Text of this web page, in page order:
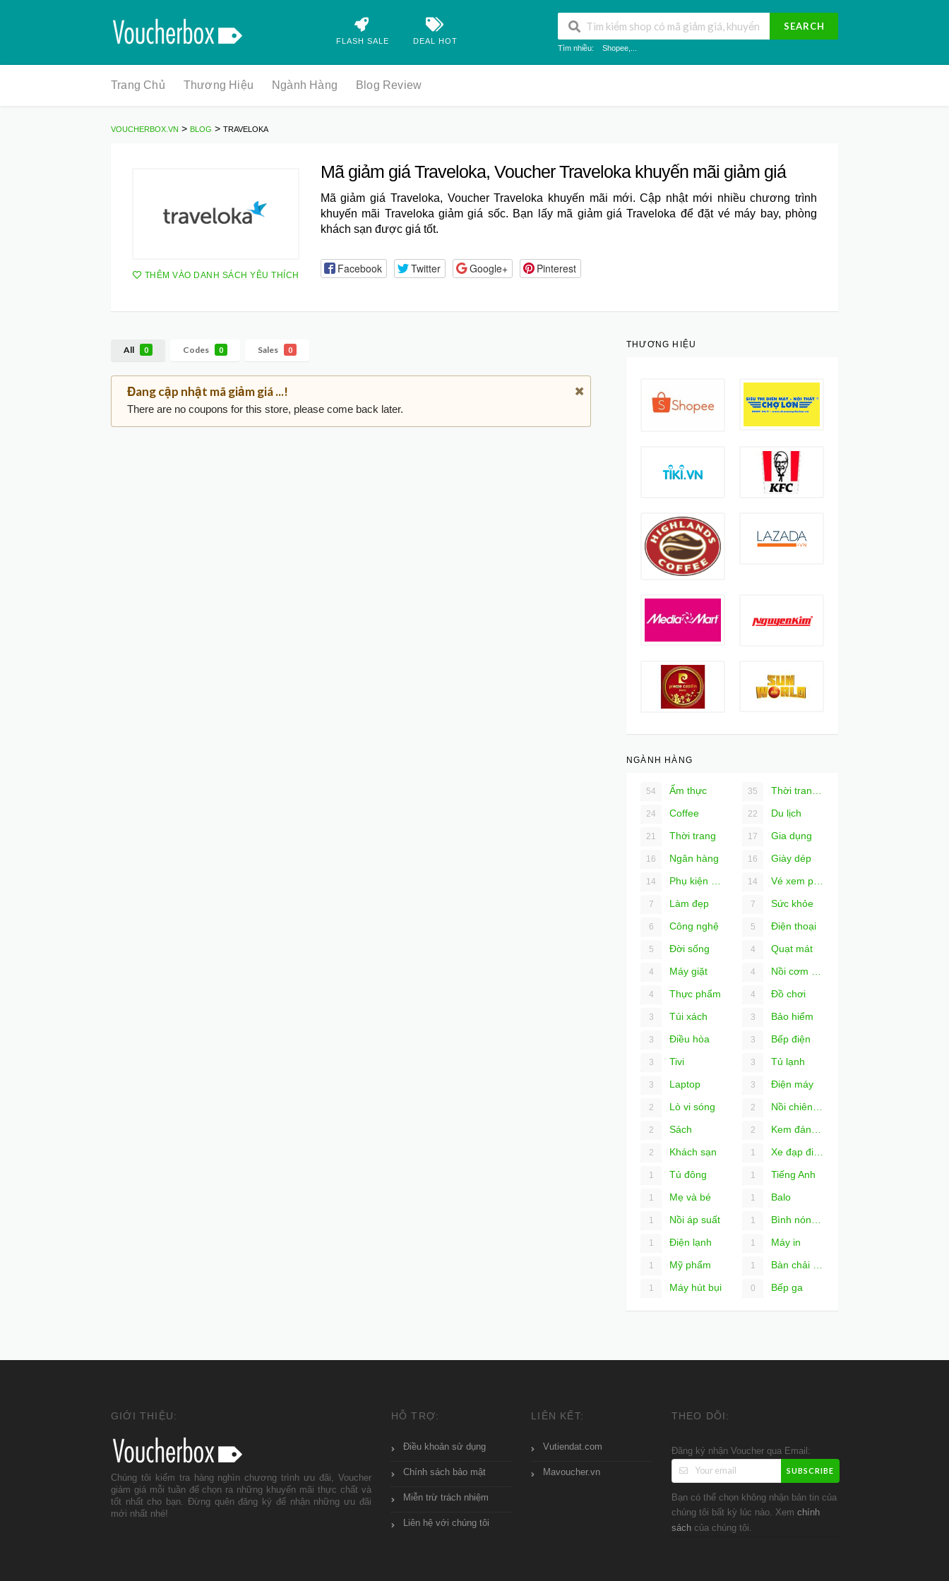
FLASH SALE DEAL HOT
SEARCH
Tìm nhiều: Shopee
to
Trang Chủ Thương Hiệu Ngành Hàng Blog Review
VOUCHERBOX.VN > BLOG > TRAVELOKA
THÊM VÀO DANH SÁCH YÊU THÍCH
Mã giảm giá Traveloka, Voucher Traveloka khuyến mãi giảm giá
Mã giảm giá Traveloka, Voucher Traveloka khuyến mãi mới. Cập nhật mới nhiều chương trình
khuyến mãi Traveloka giảm giá sốc. Bạn lấy mã giảm giá Traveloka để đặt vé máy bay, phòng
khách sạn được giá tốt.
Facebook Twitter Google+ Pinterest
All 0 Codes 0 Sales 0
Đang cập nhật mã giảm giá ...!
There are no coupons for this store, please come back later.
THƯƠNG HIỆU
NGÀNH HÀNG
54 Ẩm thực 35 Thời trang nam
24 Coffee 22 Du lịch
21 Thời trang 17 Gia dụng
16 Ngân hàng 16 Giày dép
14 Phụ kiện Ô tô 14 Vé xem phim
7 Làm đẹp 7 Sức khỏe
6 Công nghệ 5 Điện thoại
5 Đời sống 4 Quạt mát
4 Máy giặt 4 Nồi cơm điện
4 Thực phẩm 4 Đồ chơi
3 Túi xách 3 Bảo hiểm
3 Điều hòa 3 Bếp điện
3 Tivi 3 Tủ lạnh
3 Laptop 3 Điện máy
2 Lò vi sóng 2 Nồi chiên không dầu
2 Sách 2 Kem đánh răng
2 Khách sạn 1 Xe đạp điện
1 Tủ đông 1 Tiếng Anh
1 Mẹ và bé 1 Balo
1 Nồi áp suất 1 Bình nóng lạnh
1 Điện lạnh 1 Máy in
1 Mỹ phẩm 1 Bàn chải đánh răng
1 Máy hút bụi 0 Bếp ga
GIỚI THIỆU:
Chúng tôi kiểm tra hàng nghìn chương trình ưu đãi, Voucher
giảm giá mỗi tuần để chọn ra những khuyến mãi thực chất và
tốt nhất cho bạn. Đừng quên đăng ký để nhận những ưu đãi
mới nhất nhé!
HỖ TRỢ:
Điều khoản sử dụng
Chính sách bảo mật
Miễn trừ trách nhiệm
Liên hệ với chúng tôi
LIÊN KẾT:
Vutiendat.com
Mavoucher.vn
THEO DÕI:
Đăng ký nhận Voucher qua Email:
SUBSCRIBE
Bạn có thể chọn không nhận bản tin của
chúng tôi bất kỳ lúc nào. Xem chính
sáchcủa chúng tôi.